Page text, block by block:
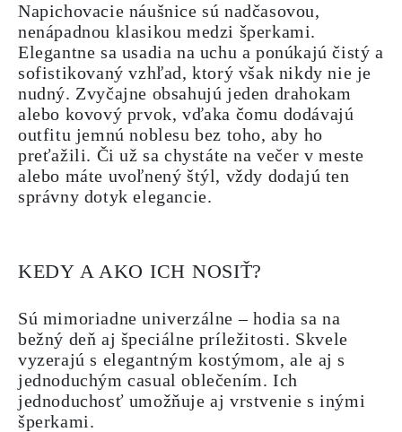
Napichovacie náušnice sú nadčasovou,
nenápadnou klasikou medzi šperkami.
Elegantne sa usadia na uchu a ponúkajú čistý a
sofistikovaný vzhľad, ktorý však nikdy nie je
nudný. Zvyčajne obsahujú jeden drahokam
alebo kovový prvok, vďaka čomu dodávajú
outfitu jemnú noblesu bez toho, aby ho
preťažili. Či už sa chystáte na večer v meste
alebo máte uvoľnený štýl, vždy dodajú ten
správny dotyk elegancie.
KEDY A AKO ICH NOSIŤ?
Sú mimoriadne univerzálne – hodia sa na
bežný deň aj špeciálne príležitosti. Skvele
vyzerajú s elegantným kostýmom, ale aj s
jednoduchým casual oblečením. Ich
jednoduchosť umožňuje aj vrstvenie s inými
šperkami.